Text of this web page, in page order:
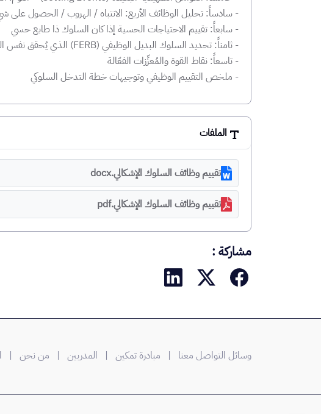
‏- سادساً: تحليل الوظائف الأربع: الانتباه / الهروب / الحصول
‏- سابعاً: تقييم الاحتياجات الحسية إذا كان السلوك ذا طابع حسي
‏- ثامناً: تحديد السلوك البديل الوظيفي (FERB) الذي يُحقق نفس الوظيفة
‏- تاسعاً: نقاط القوة والمُعزِّزات الفعّالة
‏- ملخص التقييم الوظيفي وتوجيهات خطة التدخل السلوكي
الملفات
تقييم وظائف السلوك الإشكالي.docx
تقييم وظائف السلوك الإشكالي.pdf
مشاركة :
وسائل التواصل معنا | مبادرة تمكين | المدربين | من نحن |